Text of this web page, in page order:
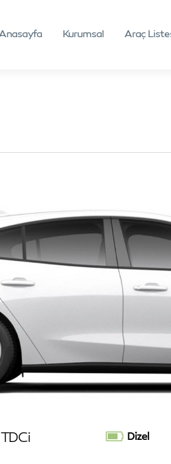
Kurumsal Araç
Dizel